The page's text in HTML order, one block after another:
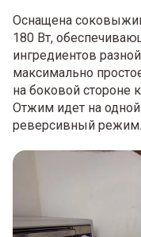
Оснащена
180 Вт,
ингредиентов
максимально
на боковой стороне
Отжим идет на одной
реверсивный режим.